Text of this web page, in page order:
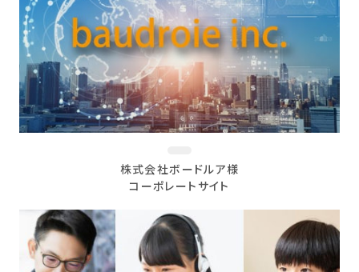
株式会社ボードルア様
コーポレートサイト